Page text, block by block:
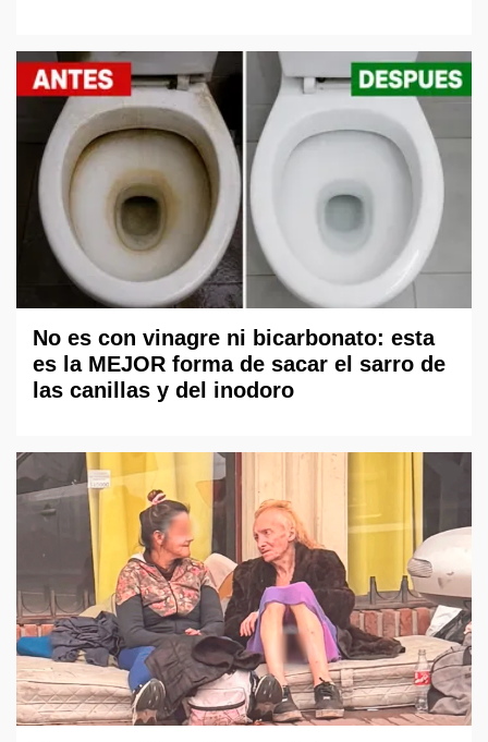
No es con vinagre ni bicarbonato: esta
es la MEJOR forma de sacar el sarro de
las canillas y del inodoro